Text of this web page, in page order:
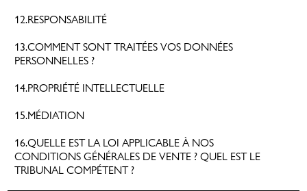
NOUVEAU
CORPS & BAIN
12.RESPONSABILITÉ
13.COMMENT SONT TRAITÉES VOS DONNÉES
PERSONNELLES ?
14.PROPRIÉTÉ INTELLECTUELLE
15.MÉDIATION
16.QUELLE EST LA LOI APPLICABLE À NOS
CONDITIONS GÉNÉRALES DE VENTE ? QUEL EST LE
TRIBUNAL COMPÉTENT ?